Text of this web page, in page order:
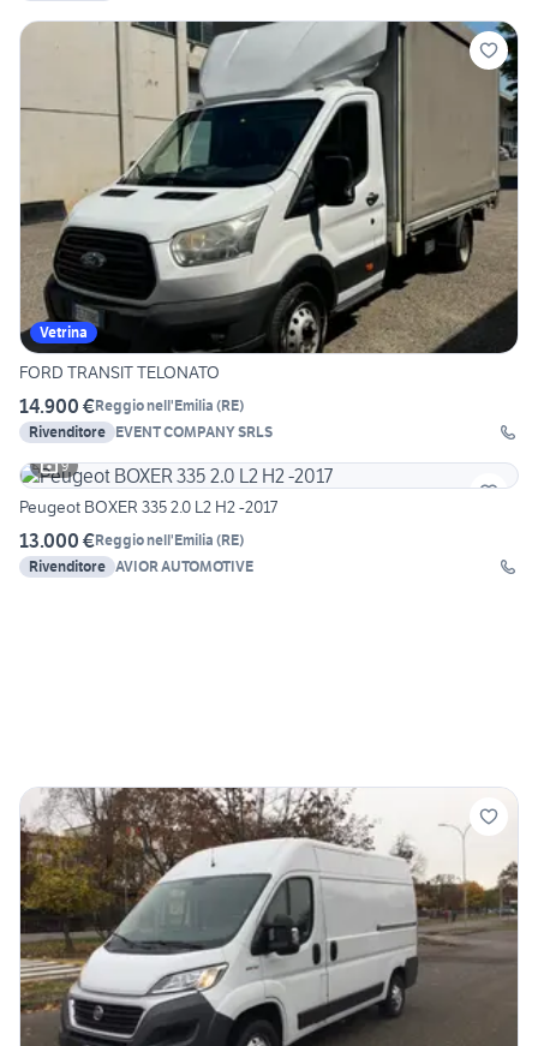
Vetrina
FORD TRANSIT TELONATO
14.900 €Reggio nell'Emilia (RE)
Rivenditore EVENT COMPANY SRLS
9
Peugeot BOXER 335 2.0 L2 H2 -2017
13.000 €Reggio nell'Emilia (RE)
Rivenditore AVIOR AUTOMOTIVE